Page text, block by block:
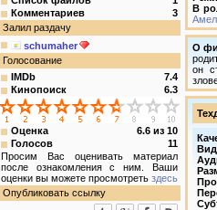
Комментариев
3
Залил раздачу
schumaher
Голосование
IMDb
7.4
Кинопоиск
6.3
Оценка 6.6 из 10
Голосов
11
Просим Вас оценивать материал
после ознакомления с ним. Ваши
оценки вы можете просмотреть здесь
Опубликовать ссылку
В
О
он